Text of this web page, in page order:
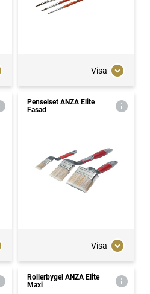
Visa
Penselset ANZA Elite
Fasad
Visa
Rollerbygel ANZA Elite
Maxi